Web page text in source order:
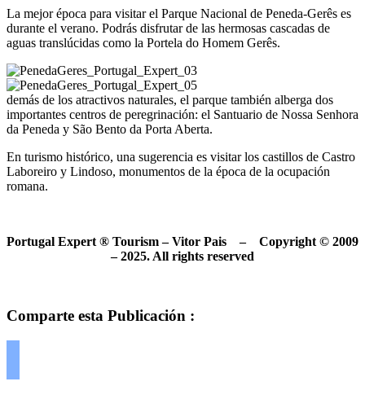
La mejor época para visitar el Parque Nacional de Peneda-Gerês es
durante el verano. Podrás disfrutar de las hermosas cascadas de
aguas translúcidas como la Portela do Homem Gerês.
demás de los atractivos naturales, el parque también alberga dos
importantes centros de peregrinación: el Santuario de Nossa Senhora
da Peneda y São Bento da Porta Aberta.
En turismo histórico, una sugerencia es visitar los castillos de Castro
Laboreiro y Lindoso, monumentos de la época de la ocupación
romana.
Portugal Expert ® Tourism – Vitor Pais – Copyright © 2009
– 2025. All rights reserved
Comparte esta Publicación :